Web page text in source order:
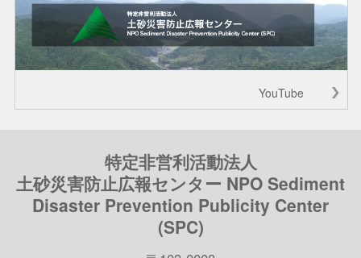
YouTube
特定非営利活動法人
土砂災害防止広報センター NPO Sediment
Disaster Prevention Publicity Center
(SPC)